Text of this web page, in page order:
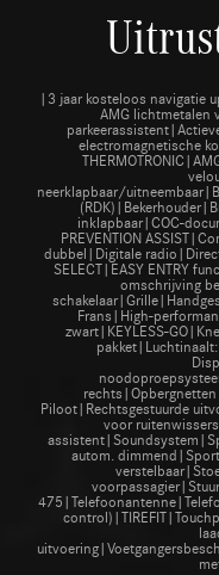
|3 jaar kosteloos navigatie
AMG
electromagnetische
neerklapbaar/
inklapbaar|COC-
PREVENTION
dubbel|Digitale
SELECT|EASY ENTRY
omschrijving
Frans|High-
zwart|KEYLESS-
Piloot|Rechtsgestuurde
voor
autom.